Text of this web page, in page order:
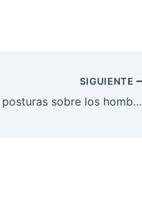
SIGUIENTE
Yoga – posturas sobre los hombros